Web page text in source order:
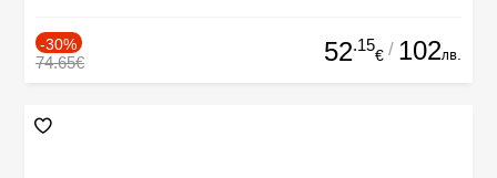
-30%
74.65€ 52.15
€ / 102лв.